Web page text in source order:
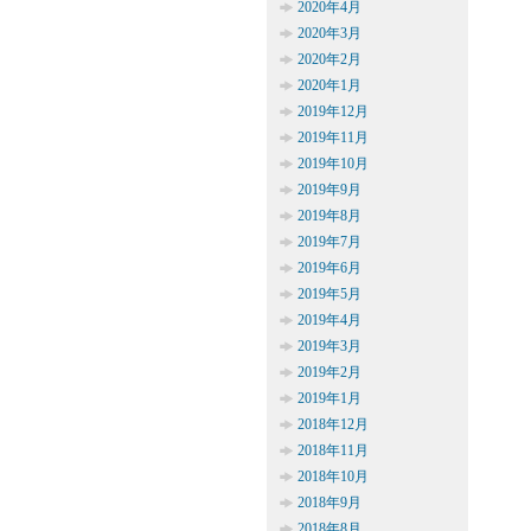
2020年4月
2020年3月
2020年2月
2020年1月
2019年12月
2019年11月
2019年10月
2019年9月
2019年8月
2019年7月
2019年6月
2019年5月
2019年4月
2019年3月
2019年2月
2019年1月
2018年12月
2018年11月
2018年10月
2018年9月